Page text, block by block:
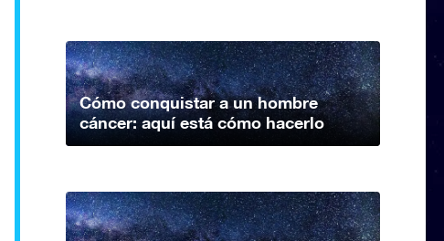
Cómo conquistar a un hombre
cáncer: aquí está cómo hacerlo